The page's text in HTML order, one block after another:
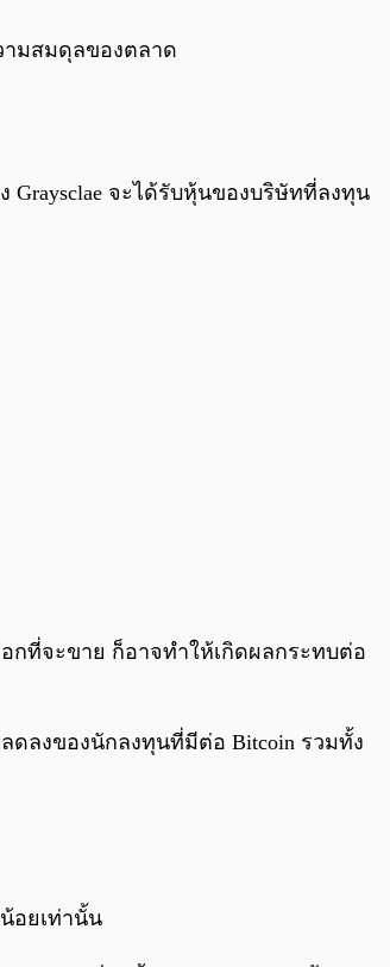
ามสมดุลของตลาด
จะได้รับหุ้นของบริษัทที่ลงทุน
กที่จะขาย ก็อาจทำให้เกิดผลกระทบต่อ
ดลงของนักลงทุนที่มีต่อ Bitcoin รวมทั้ง
อยเท่านั้น